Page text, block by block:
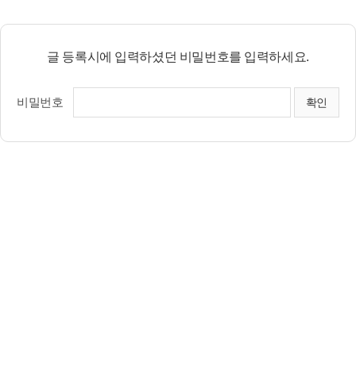
글 등록시에 입력하셨던 비밀번호를 입력하세요.
비밀번호